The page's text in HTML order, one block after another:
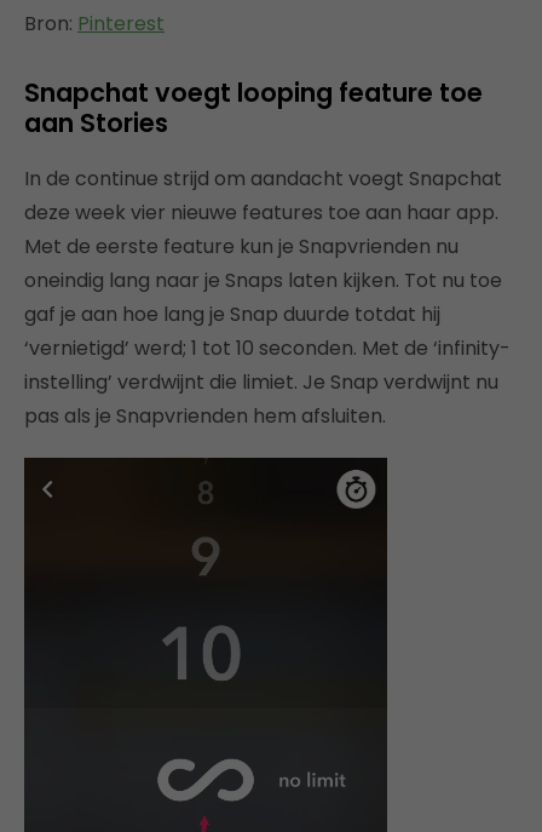
Bron: Pinterest
Snapchat voegt looping feature toe
aan Stories
In de continue strijd om aandacht voegt Snapchat
deze week vier nieuwe features toe aan haar app.
Met de eerste feature kun je Snapvrienden nu
oneindig lang naar je Snaps laten kijken. Tot nu toe
gaf je aan hoe lang je Snap duurde totdat hij
‘vernietigd’ werd; 1 tot 10 seconden. Met de ‘infinity-
instelling’ verdwijnt die limiet. Je Snap verdwijnt nu
pas als je Snapvrienden hem afsluiten.